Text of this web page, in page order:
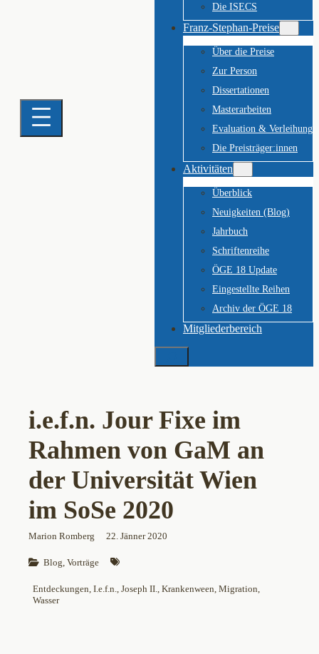
Die ISECS
Franz-Stephan-Preise
Über die Preise
Zur Person
Dissertationen
Masterarbeiten
Evaluation & Verleihung
Die Preisträger:innen
Aktivitäten
Überblick
Neuigkeiten (Blog)
Jahrbuch
Schriftenreihe
ÖGE 18 Update
Eingestellte Reihen
Archiv der ÖGE 18
Mitgliederbereich
Suchen
i.e.f.n. Jour Fixe im
Rahmen von GaM an
der Universität Wien
im SoSe 2020
Marion Romberg 22. Jänner 2020
Blog, Vorträge
Entdeckungen, I.e.f.n., Joseph II., Krankenween, Migration
Wasser